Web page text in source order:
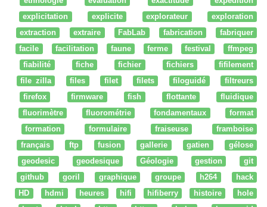
explicitation
explicite explorateur
exploration
extraction
extraire FabLab fabrication
fabriquer
facile
facilitation faune ferme festival
ffmpeg
fiabilité
fiche fichier fichiers
fifilement
file zilla
files filet filets filoguidé
filtreurs
firefox
firmware fish flottante
fluidique
fluorimètre
fluorométrie fondamentaux
format
formation
formulaire fraiseuse
framboise
français
ftp fusion gallerie gatien
gélose
geodesic
geodesique Géologie gestion
git
github
goril graphique groupe h264
hack
HD
hdmi heures hifi hifiberry histoire
hole